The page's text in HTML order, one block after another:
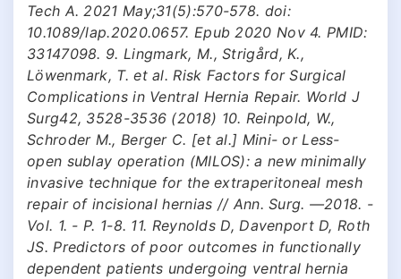
Tech A. 2021 May;31(5):570-578. doi:
10.1089/lap.2020.0657. Epub 2020 Nov 4. PMID:
33147098. 9. Lingmark, M., Strigård, K.,
Löwenmark, T. et al. Risk Factors for Surgical
Complications in Ventral Hernia Repair. World J
Surg42, 3528-3536 (2018) 10. Reinpold, W.,
Schroder M., Berger C. [et al.] Mini- or Less-
open sublay operation (MILOS): a new minimally
invasive technique for the extraperitoneal mesh
repair of incisional hernias // Ann. Surg. —2018. -
Vol. 1. - P. 1-8. 11. Reynolds D, Davenport D, Roth
JS. Predictors of poor outcomes in functionally
dependent patients undergoing ventral hernia